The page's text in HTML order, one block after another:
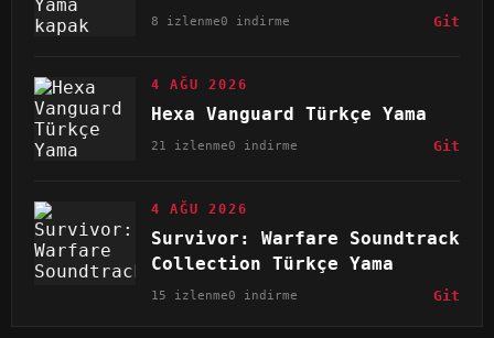
8 izlenme0 indirme Git
4 AĞU 2026
Hexa Vanguard Türkçe Yama
21 izlenme0 indirme Git
4 AĞU 2026
Survivor: Warfare Soundtrack
Collection Türkçe Yama
15 izlenme0 indirme Git